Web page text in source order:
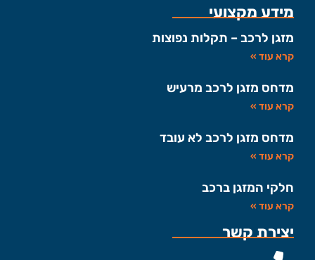
מידע מקצועי
מזגן לרכב – תקלות נפוצות
קרא עוד »
מדחס מזגן לרכב מרעיש
קרא עוד »
מדחס מזגן לרכב לא עובד
קרא עוד »
חלקי המזגן ברכב
קרא עוד »
יצירת קשר